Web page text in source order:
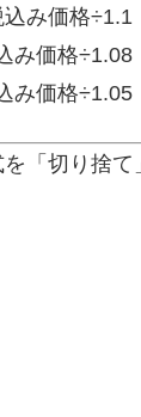
込み価格÷1.1
み価格÷1.08
み価格÷1.05
「切り捨